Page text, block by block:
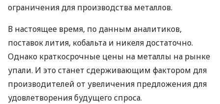
ограничения для производства металлов.
В настоящее время, по данным аналитиков,
поставок лития, кобальта и никеля достаточно.
Однако краткосрочные цены на металлы на рынке
упали. И это станет сдерживающим фактором для
производителей от увеличения предложения для
удовлетворения будущего спроса.